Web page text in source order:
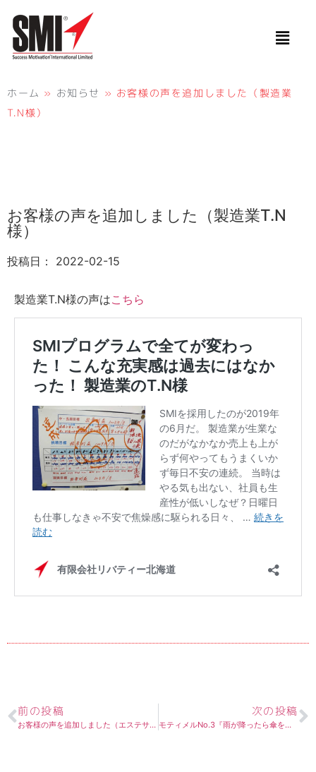
ホーム » お知らせ » お客様の声を追加しました（製造業
T.N様）
お客様の声を追加しました（製造業T.N
様）
投稿日： 2022-02-15
製造業T.N様の声はこちら
前の投稿
お客様の声を追加しました（エステサロン経営S様）
次の投稿
モティメルNo.3『雨が降ったら傘をさす』